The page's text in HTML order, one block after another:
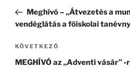
bejegyzés
Meghívó – „Átvezetés a
vendéglátás a főiskolai
Következő
bejegyzés
KÖVETKEZŐ
MEGHÍVÓ az „Adventi vásár” -